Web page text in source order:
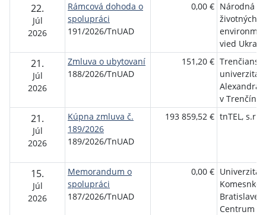
22.
Júl
2026
Rámcová dohoda o
spolupráci
191/2026/TnUAD
0,00 € Národná
životných a
vied
21.
Júl
2026
Zmluva o ubytovaní
188/2026/TnUAD
151,20 €
univerzita
Alexandra
v Trenčíne
21.
Júl
2026
Kúpna zmluva č.
189/2026
189/2026/TnUAD
193 859,52 € tnTEL, s.r.o.
15.
Júl
2026
Memorandum o
spolupráci
187/2026/TnUAD
0,00 € Univerzita
Bratislave;
Centrum